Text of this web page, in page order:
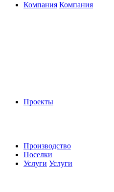
Компания Компания
Проекты
Производство
Поселки
Услуги Услуги